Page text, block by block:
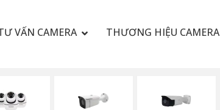
VẤN CAMERA THƯƠNG HIỆU CAMERA